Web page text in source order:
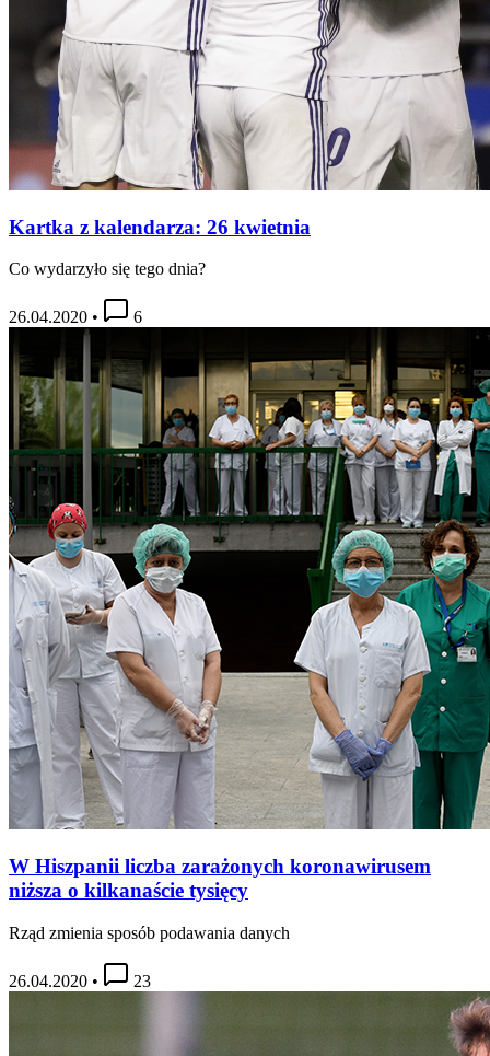
Kartka z kalendarza: 26 kwietnia
Co wydarzyło się tego dnia?
26.04.2020 • 6
W Hiszpanii liczba zarażonych koronawirusem
niższa o kilkanaście tysięcy
Rząd zmienia sposób podawania danych
26.04.2020 • 23